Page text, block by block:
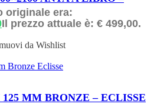
originale era:
Il prezzo attuale è: € 499,00.
da Wishlist
MM BRONZE – ECLISSE